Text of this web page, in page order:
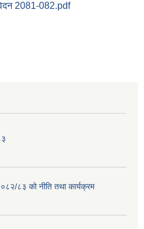
2081-082.pdf
८३ को नीति तथा कार्यक्रम